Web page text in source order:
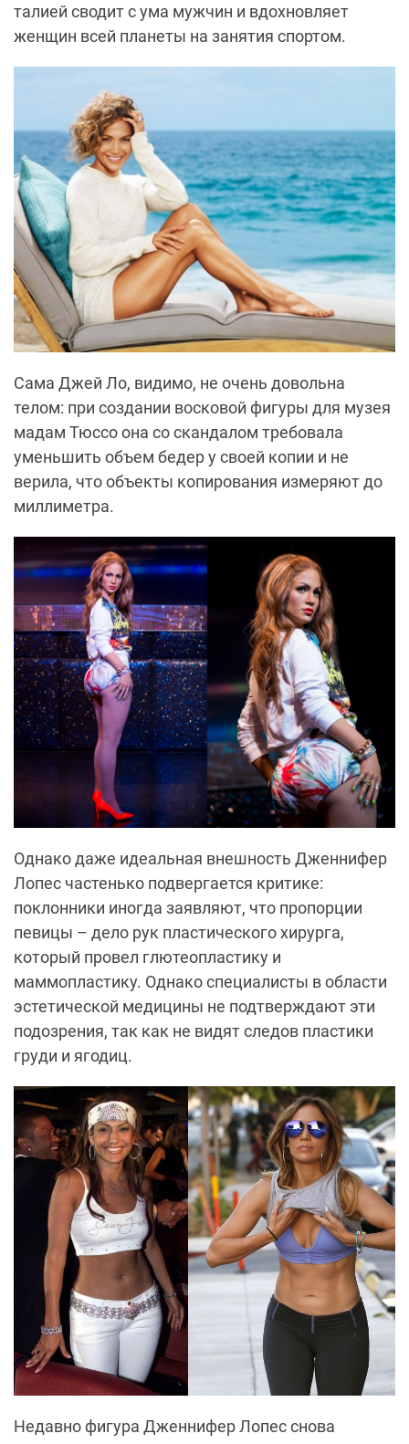
талией сводит с ума мужчин и вдохновляет
женщин всей планеты на занятия спортом.
Сама Джей Ло, видимо, не очень довольна
телом: при создании восковой фигуры для музея
мадам Тюссо она со скандалом требовала
уменьшить объем бедер у своей копии и не
верила, что объекты копирования измеряют до
миллиметра.
Однако даже идеальная внешность Дженнифер
Лопес частенько подвергается критике:
поклонники иногда заявляют, что пропорции
певицы – дело рук пластического хирурга,
который провел глютеопластику и
маммопластику. Однако специалисты в области
эстетической медицины не подтверждают эти
подозрения, так как не видят следов пластики
груди и ягодиц.
Недавно фигура Дженнифер Лопес снова